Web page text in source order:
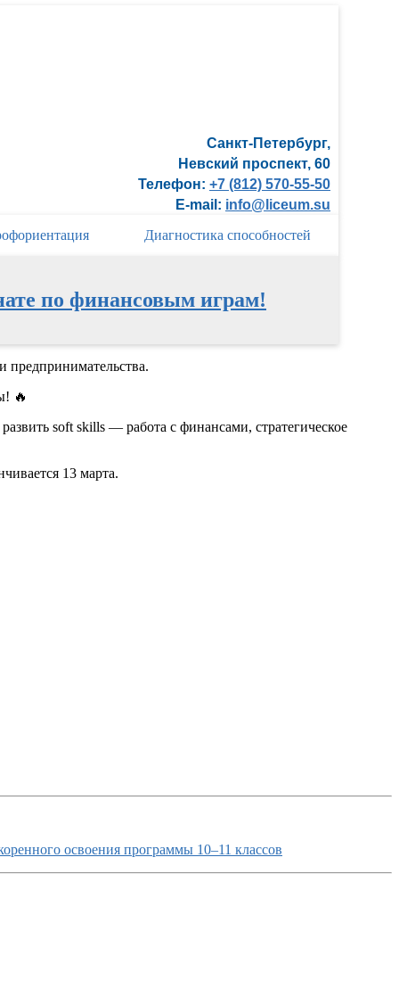
Санкт-Петербург,
Невский проспект, 60
Телефон: +7 (812) 570-55-50
E-mail: info@liceum.su
Диагностика способностей
по финансовым играм!
предпринимательства.
🔥
soft skills — работа с финансами, стратегическое
13 марта.
освоения программы 10–11 классов